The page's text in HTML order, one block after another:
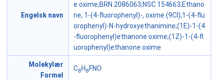
Engelsk navn
e oxime;BRN 2086063;NSC 154663;Ethano
ne, 1-(4-fluorophenyl)-, oxime (9CI);1-(4-flu
orophenyl)-N-hydroxyethanimine;(1E)-1-(4
-fluorophenyl)ethanone oxime;(1Z)-1-(4-fl
uorophenyl)ethanone oxime
Molekylær
Formel
C8 H 8 FNO